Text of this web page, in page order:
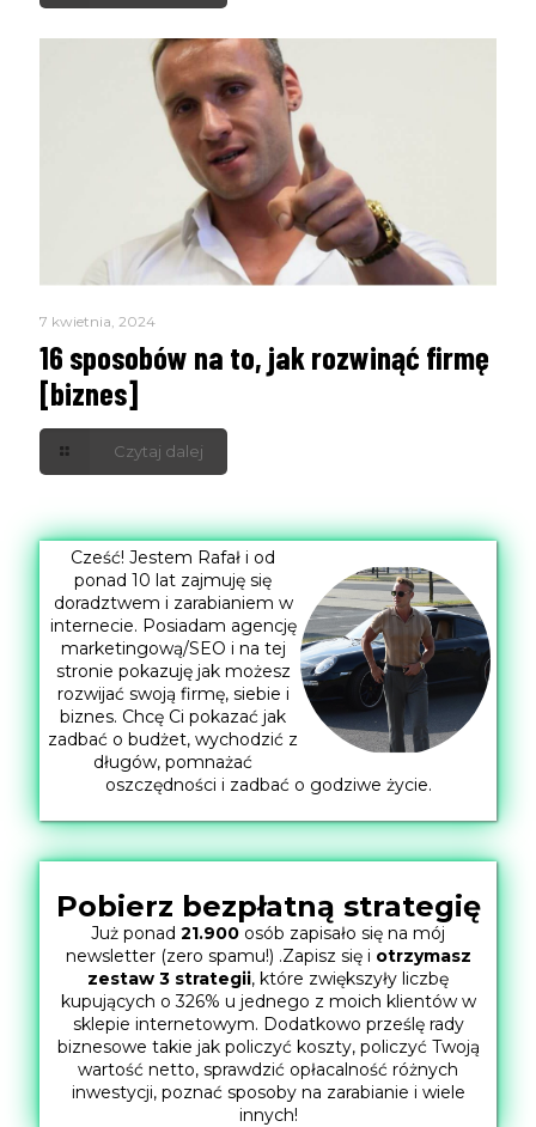
7 kwietnia, 2024
16 sposobów na to, jak rozwinąć firmę
[biznes]
Czytaj dalej
Cześć! Jestem Rafał i od
ponad 10 lat zajmuję się
doradztwem i zarabianiem w
internecie. Posiadam agencję
marketingową/SEO i na tej
stronie pokazuję jak możesz
rozwijać swoją firmę, siebie i
biznes. Chcę Ci pokazać jak
zadbać o budżet, wychodzić z
długów, pomnażać
oszczędności i zadbać o godziwe życie.
Pobierz bezpłatną strategię
Już ponad 21.900 osób zapisało się na mój
newsletter (zero spamu!) .Zapisz się i otrzymasz
zestaw 3 strategii, które zwiększyły liczbę
kupujących o 326% u jednego z moich klientów w
sklepie internetowym. Dodatkowo prześlę rady
biznesowe takie jak policzyć koszty, policzyć Twoją
wartość netto, sprawdzić opłacalność różnych
inwestycji, poznać sposoby na zarabianie i wiele
innych!